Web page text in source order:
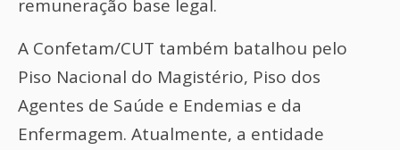
remuneração base legal.
A Confetam/CUT também batalhou pelo
Piso Nacional do Magistério, Piso dos
Agentes de Saúde e Endemias e da
Enfermagem. Atualmente, a entidade